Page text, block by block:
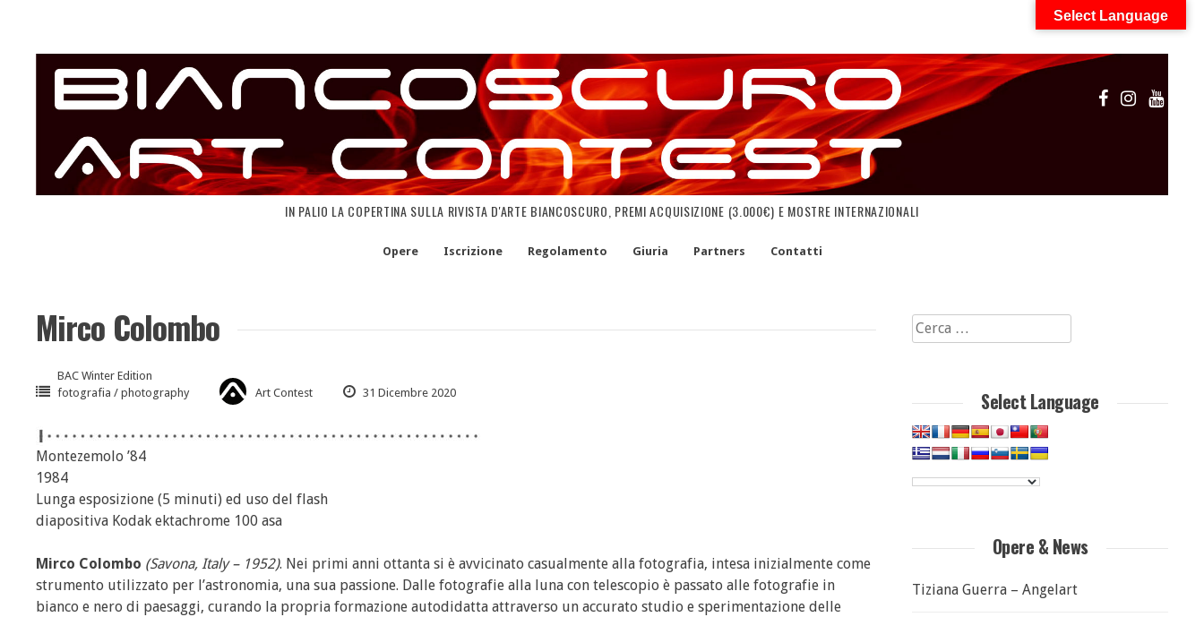
content
IN PALIO LA COPERTINA SULLA RIVISTA D'ARTE BIANCOSCURO, PREMI ACQUISIZIONE (3.000€) E MOSTRE INTERNAZIONALI
Opere Iscrizione Regolamento Giuria Partners Contatti
Mirco Colombo
BAC Winter Edition
fotografia / photography
Art Contest 31 Dicembre 2020
Montezemolo ’84
1984
Lunga esposizione (5 minuti) ed uso del flash
diapositiva Kodak ektachrome 100 asa
Mirco Colombo (Savona, Italy – 1952). Nei primi anni ottanta si è avvicinato casualmente alla fotografia, intesa inizialmente come
strumento utilizzato per l’astronomia, una sua passione. Dalle fotografie alla luna con telescopio è passato alle fotografie in
bianco e nero di paesaggi, curando la propria formazione autodidatta attraverso un accurato studio e sperimentazione delle
Ricerca
per:
Select Language
Opere & News
Tiziana Guerra – Angelart
Select Language